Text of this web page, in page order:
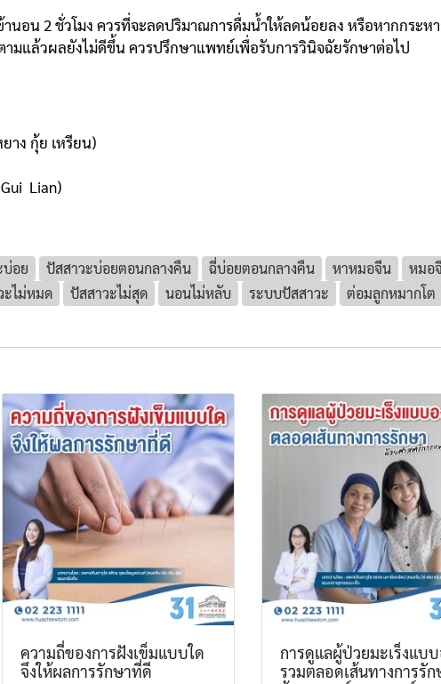
อน 2 ชั่วโมง ควรที่จะลดปริมาณการดื่มน้ำให้ลดน้อยลง หรือหากกระห
มแล้วผลยังไม่ดีขึ้น ควรปรึกษาแพทย์เพื่อรับการวินิจฉัยรักษาต่อไป
าง กุ้ย เหรียน)
Lian)
บ่อย ปัสสาวะบ่อยตอนกลางคืน ฉี่บ่อยตอนกลางคืน หาหมอจีน หมอ
ะไม่หมด ปัสสาวะไม่สุด นอนไม่หลับ ระบบปัสสาวะ ต่อมลูกหมากโต
ความถี่ของการฝังเข็มแบบใด
จึงให้ผลการรักษาที่ดี
การดูแลผู้ป่วยมะเร็งแบ
รวมตลอดเส้นทางการรัก